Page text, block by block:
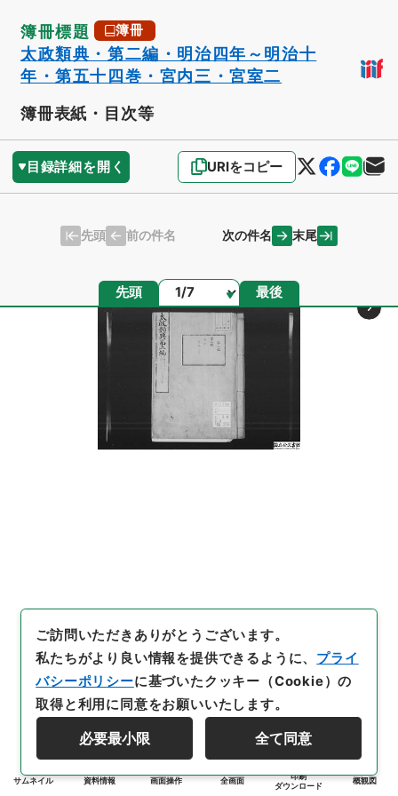
簿冊標題 簿冊
太政類典・第二編・明治四年～明治十
年・第五十四巻・宮内三・宮室二
簿冊表紙・目次等
目録詳細を開く URIをコピー
先頭 前の件名 次の件名 末尾
先頭 ページ 最後
サムネイル 資料情報 画面操作 全画面
印刷
ダウンロード
概観図
ご訪問いただきありがとうございます。
私たちがより良い情報を提供できるように、 プライ
バシーポリシーに基づいたクッキー（Cookie）の
取得と利用に同意をお願いいたします。
必要最小限 全て同意